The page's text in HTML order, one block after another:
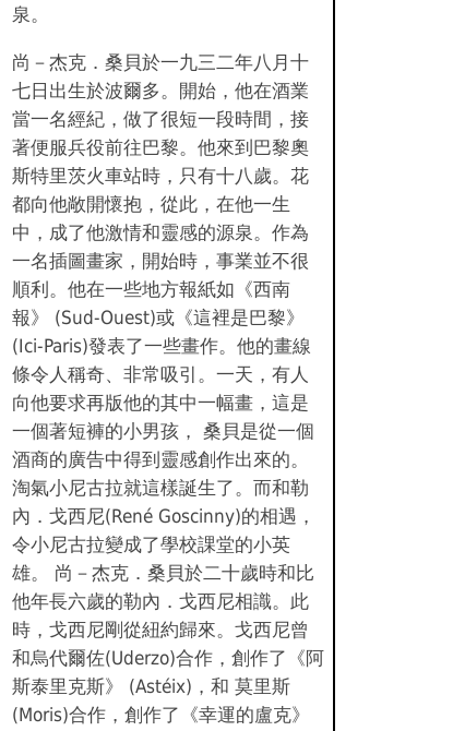
泉。
尚－杰克．桑貝於一九三二年八月十
七日出生於波爾多。開始，他在酒業
當一名經紀，做了很短一段時間，接
著便服兵役前往巴黎。他來到巴黎奧
斯特里茨火車站時，只有十八歲。花
都向他敞開懷抱，從此，在他一生
中，成了他激情和靈感的源泉。作為
一名插圖畫家，開始時，事業並不很
順利。他在一些地方報紙如《西南
報》 (Sud-Ouest)或《這裡是巴黎》
(Ici-Paris)發表了一些畫作。他的畫線
條令人稱奇、非常吸引。一天，有人
向他要求再版他的其中一幅畫，這是
一個著短褲的小男孩， 桑貝是從一個
酒商的廣告中得到靈感創作出來的。
淘氣小尼古拉就這樣誕生了。而和勒
內．戈西尼(René Goscinny)的相遇，
令小尼古拉變成了學校課堂的小英
雄。 尚－杰克．桑貝於二十歲時和比
他年長六歲的勒內．戈西尼相識。此
時，戈西尼剛從紐約歸來。戈西尼曾
和烏代爾佐(Uderzo)合作，創作了《阿
斯泰里克斯》 (Astéix)，和 莫里斯
(Moris)合作，創作了《幸運的盧克》